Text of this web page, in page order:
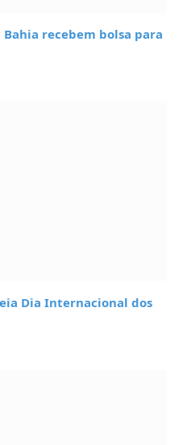
Bahia recebem bolsa para
Dia Internacional dos